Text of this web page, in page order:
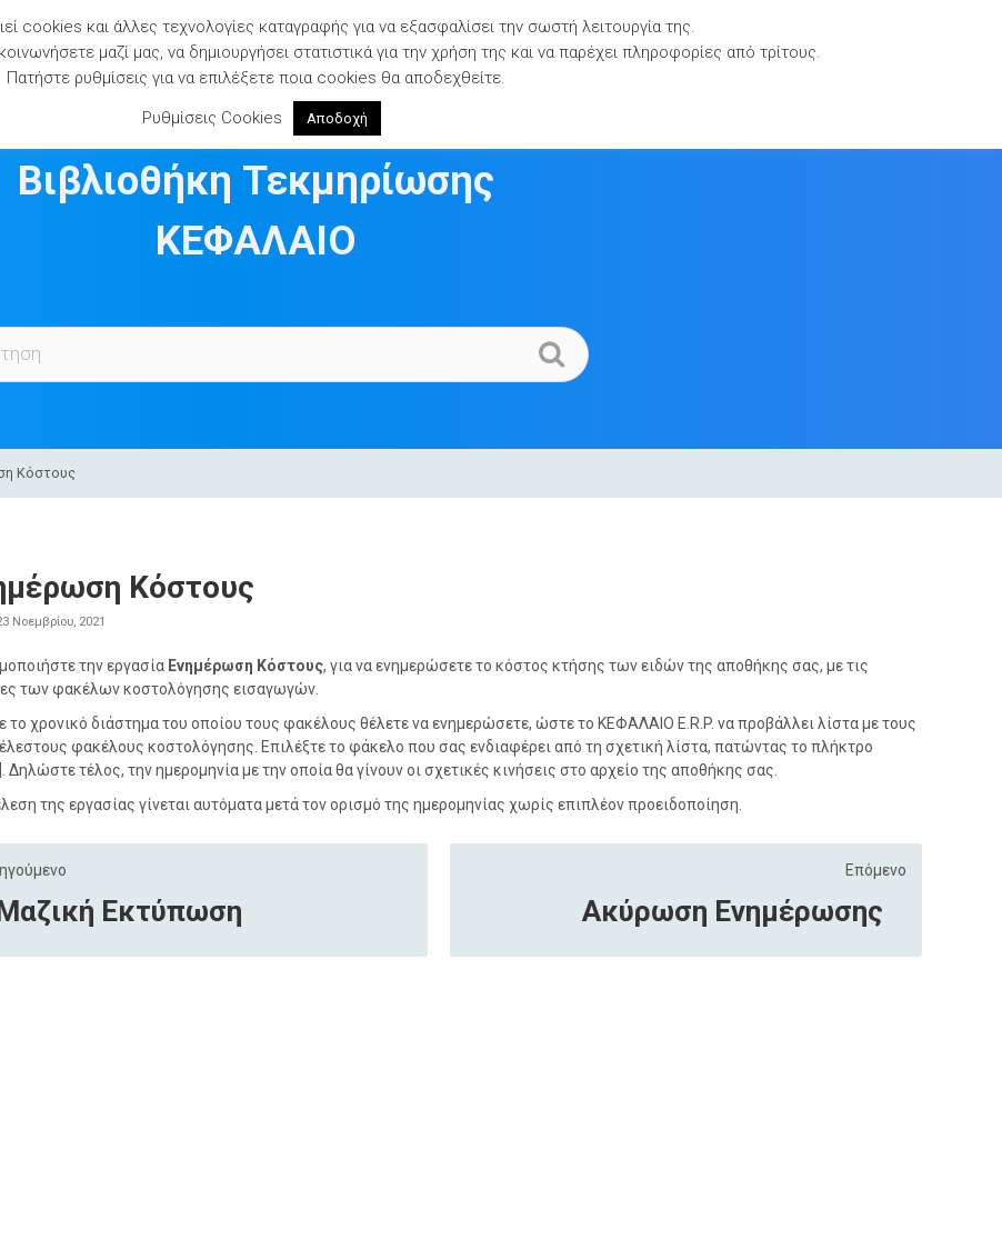
Βιβλιοθήκες Τεκμηρίωσης Επικοινωνία
Βιβλιοθήκη Τεκμηρίωσης
ΚΕΦΑΛΑΙΟ
Κόστους
Κόστους
Νοεμβρίου, 2021
την εργασία Ενημέρωση Κόστους, για να ενημερώσετε το κόστος κτήσης των ειδών της αποθήκης σας, με τις
των φακέλων κοστολόγησης εισαγωγών.
το χρονικό διάστημα του οποίου τους φακέλους θέλετε να ενημερώσετε, ώστε το ΚΕΦΑΛΑΙΟ E.R.P. να προβάλλει λίστα με τους
φακέλους κοστολόγησης. Επιλέξτε το φάκελο που σας ενδιαφέρει από τη σχετική λίστα, πατώντας το πλήκτρο
Δηλώστε τέλος, την ημερομηνία με την οποία θα γίνουν οι σχετικές κινήσεις στο αρχείο της αποθήκης σας.
της εργασίας γίνεται αυτόματα μετά τον ορισμό της ημερομηνίας χωρίς επιπλέον προειδοποίηση.
Εκτύπωση
Επόμενο
Ακύρωση Ενημέρωσης
cookies και άλλες τεχνολογίες καταγραφής για να εξασφαλίσει την σωστή λειτουργία της.
μαζί μας, να δημιουργήσει στατιστικά για την χρήση της και να παρέχει πληροφορίες από τρίτους.
Πατήστε ρυθμίσεις για να επιλέξετε ποια cookies θα αποδεχθείτε.
Ρυθμίσεις Cookies
Αποδοχή